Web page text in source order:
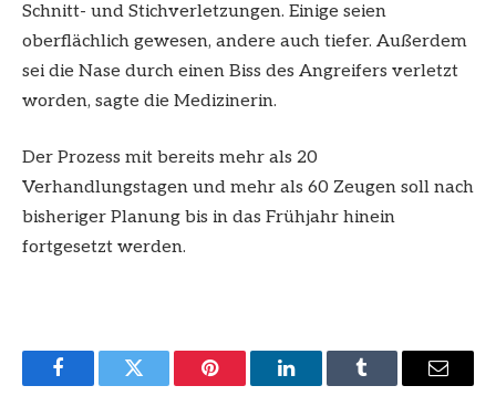
Schnitt- und Stichverletzungen. Einige seien
oberflächlich gewesen, andere auch tiefer. Außerdem
sei die Nase durch einen Biss des Angreifers verletzt
worden, sagte die Medizinerin.
Der Prozess mit bereits mehr als 20
Verhandlungstagen und mehr als 60 Zeugen soll nach
bisheriger Planung bis in das Frühjahr hinein
fortgesetzt werden.
FacebookTwitter Pinterest LinkedInTumblr Email